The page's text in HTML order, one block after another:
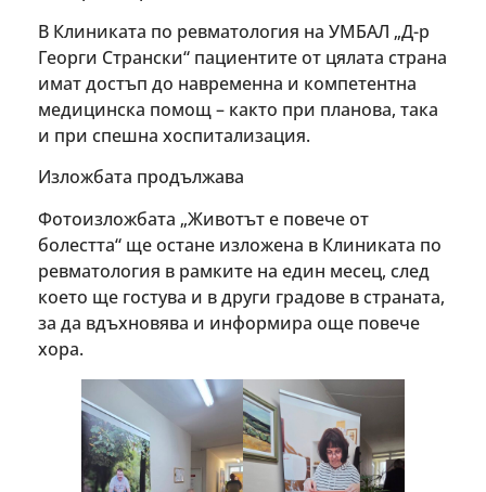
В Клиниката по ревматология на УМБАЛ „Д-р
Георги Странски“ пациентите от цялата страна
имат достъп до навременна и компетентна
медицинска помощ – както при планова, така
и при спешна хоспитализация.
Изложбата продължава
Фотоизложбата „Животът е повече от
болестта“ ще остане изложена в Клиниката по
ревматология в рамките на един месец, след
което ще гостува и в други градове в страната,
за да вдъхновява и информира още повече
хора.